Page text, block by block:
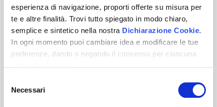
esperienza di navigazione, proporti offerte su misura per
te e altre finalità. Trovi tutto spiegato in modo chiaro,
semplice e sintetico nella nostra Dichiarazione Cookie.
In ogni momento puoi cambiare idea e modificare le tue
preferenze, dando o negando il consenso per ciascuna
chiaro, semplice e sintetico, vai a vedere la nostra
"Accetto tutti i cookie"se
delNecessari
PRENOTA UNA VISITA
ATTIVA NOTIFICHE PER QUESTA ASTA